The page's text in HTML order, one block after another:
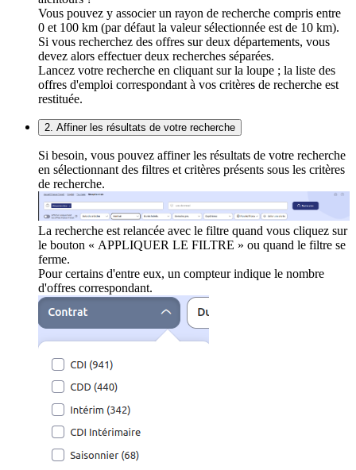
Vous pouvez y associer un rayon de recherche compris entre
0 et 100 km (par défaut la valeur sélectionnée est de 10 km).
Si vous recherchez des offres sur deux départements, vous
devez alors effectuer deux recherches séparées.
Lancez votre recherche en cliquant sur la loupe ; la liste des
offres d'emploi correspondant à vos critères de recherche est
restituée.
2. Affiner les résultats de votre recherche
Si besoin, vous pouvez affiner les résultats de votre recherche
en sélectionnant des filtres et critères présents sous les critères
de recherche.
La recherche est relancée avec le filtre quand vous cliquez sur
le bouton « APPLIQUER LE FILTRE » ou quand le filtre se
ferme.
Pour certains d'entre eux, un compteur indique le nombre
d'offres correspondant.